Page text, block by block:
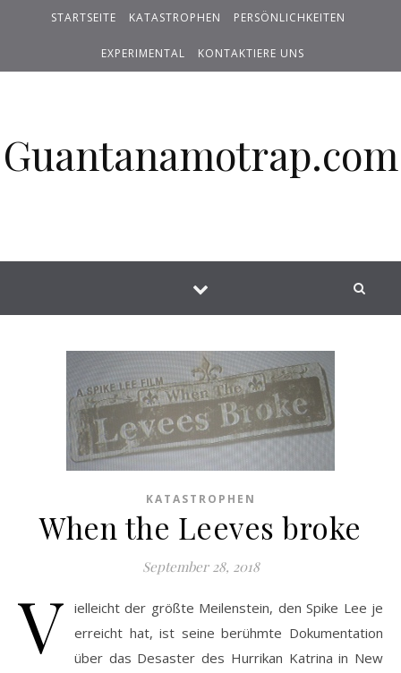
STARTSEITE KATASTROPHEN PERSÖNLICHKEITEN
EXPERIMENTAL KONTAKTIERE UNS
Guantanamotrap.com
KATASTROPHEN
When the Leeves broke
September 28, 2018
V ielleicht der größte Meilenstein, den Spike Lee je
erreicht hat, ist seine berühmte Dokumentation
über das Desaster des Hurrikan Katrina in New